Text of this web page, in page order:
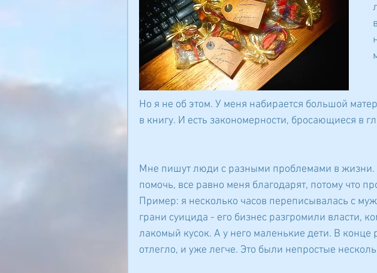
Но я не об этом. У меня набирается большой
в книгу. И есть закономерности, бросающиеся в
Мне пишут люди с разными проблемами в жизни.
помочь, все равно меня благодарят, потому что
Пример: я несколько часов переписывалась с
грани суицида - его бизнес разгромили власти,
лакомый кусок. А у него маленькие дети. В конце
отлегло, и уже легче. Это были непростые